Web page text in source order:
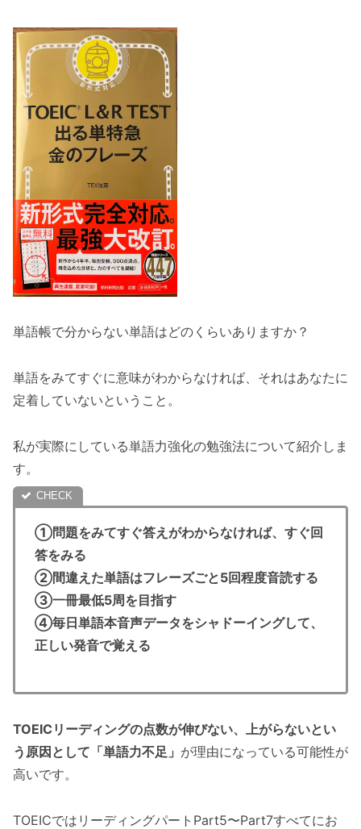
単語帳で分からない単語はどのくらいありますか？
単語をみてすぐに意味がわからなければ、それはあなたに
定着していないということ。
私が実際にしている単語力強化の勉強法について紹介しま
す。
①問題をみてすぐ答えがわからなければ、すぐ回
答をみる
②間違えた単語はフレーズごと5回程度音読する
③一冊最低5周を目指す
④毎日単語本音声データをシャドーイングして、
正しい発音で覚える
TOEICリーディングの点数が伸びない、上がらないとい
う原因として「単語力不足」 が理由になっている可能性が
高いです。
TOEICではリーディングパートPart5〜Part7すべてにお